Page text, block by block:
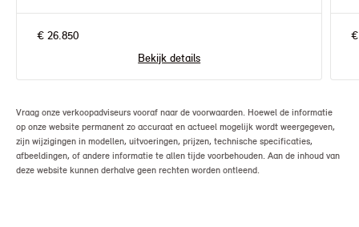
€ 26.850
Bekijk details
Vraag onze verkoopadviseurs vooraf naar de voorwaarden. Hoewel de informatie
op onze website permanent zo accuraat en actueel mogelijk wordt weergegeven,
zijn wijzigingen in modellen, uitvoeringen, prijzen, technische specificaties,
afbeeldingen, of andere informatie te allen tijde voorbehouden. Aan de inhoud van
deze website kunnen derhalve geen rechten worden ontleend.